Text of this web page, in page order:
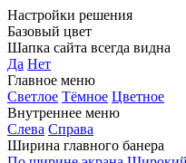
Настройки решения
Базовый цвет
Шапка сайта всегда видна
Да Нет
Главное меню
Светлое Тёмное Цветное
Внутреннее меню
Слева Справа
Ширина главного банера